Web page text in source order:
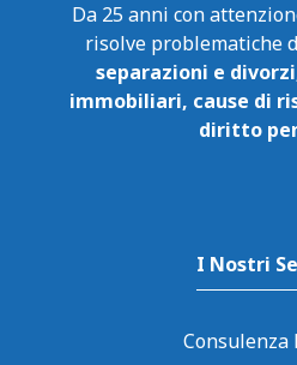
Da 25 anni con
separazioni e
immobiliari, cause di
diritto
I Nostri
Consulenza